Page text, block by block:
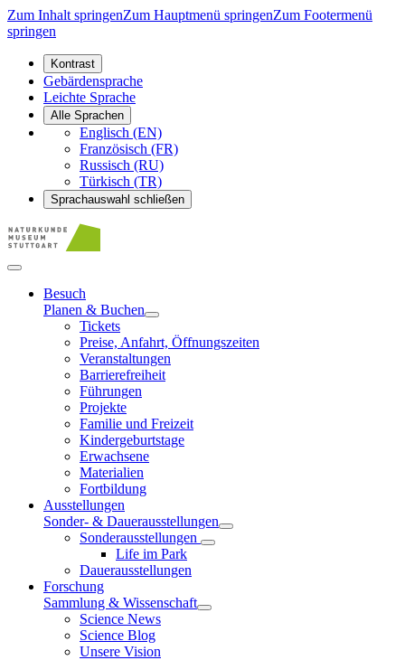
Zum Inhalt springenZum Hauptmenü springenZum Footermenü
springen
Kontrast
Gebärdensprache
Leichte Sprache
Alle Sprachen
Englisch (EN)
Französisch (FR)
Russisch (RU)
Türkisch (TR)
Sprachauswahl schließen
Besuch
Planen & Buchen
Tickets
Preise, Anfahrt, Öffnungszeiten
Veranstaltungen
Barrierefreiheit
Führungen
Projekte
Familie und Freizeit
Kindergeburtstage
Erwachsene
Materialien
Fortbildung
Ausstellungen
Sonder- & Dauerausstellungen
Sonderausstellungen
Life im Park
Dauerausstellungen
Forschung
Sammlung & Wissenschaft
Science News
Science Blog
Unsere Vision